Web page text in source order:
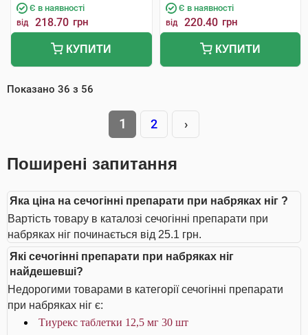
Є в наявності
від 218.70 грн
КУПИТИ
Є в наявності
від 220.40 грн
КУПИТИ
Показано 36 з 56
1 2 ›
Поширені запитання
Яка ціна на сечогінні препарати при набряках ніг ?
Вартість товару в каталозі сечогінні препарати при
набряках ніг починається від 25.1 грн.
Які сечогінні препарати при набряках ніг
найдешевші?
Недорогими товарами в категорії сечогінні препарати
при набряках ніг є:
Тиурекс таблетки 12,5 мг 30 шт